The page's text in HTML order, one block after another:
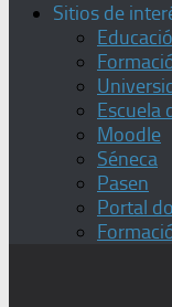
Sitios de
Escuela
Moodle
Séneca
Pasen
Portal